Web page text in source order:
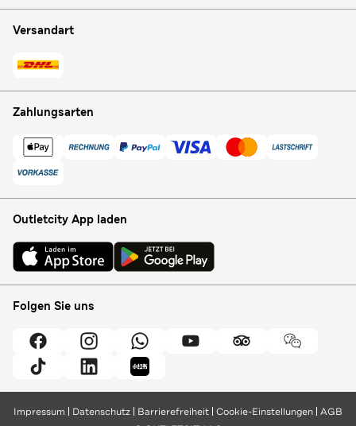
Versandart
Zahlungsarten
Outletcity App laden
Folgen Sie uns
Impressum Datenschutz Barrierefreiheit Cookie-Einstellungen AGB